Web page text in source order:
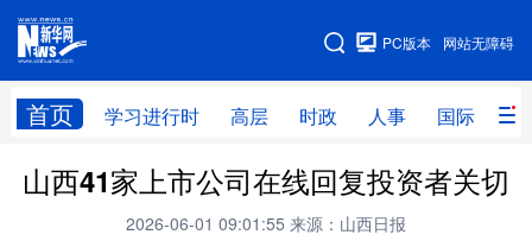
网站无障碍
PC版本
首页 学习进行时 高层 时政 人事 国际 财
网站地图
学习进行时 高层 时政 人事
财经 网评
山西41家上市公司在线回复投资者关切
2026-06-01 09:01:55 来源：山西日报